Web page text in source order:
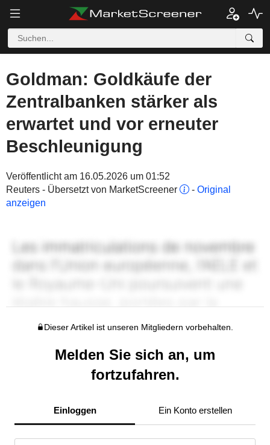
Goldman: Goldkäufe der
Zentralbanken stärker als
erwartet und vor erneuter
Beschleunigung
Veröffentlicht am 16.05.2026 um 01:52
Reuters - Übersetzt von MarketScreener
- Original
anzeigen
Dieser Artikel ist unseren Mitgliedern vorbehalten.
Melden Sie sich an, um
fortzufahren.
Einloggen Ein Konto erstellen